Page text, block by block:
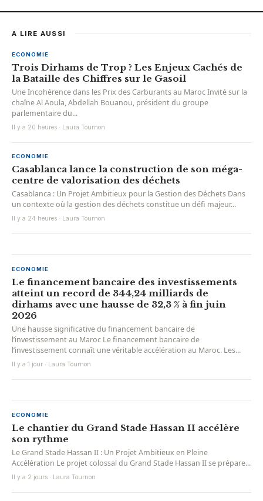
A LIRE AUSSI
ECONOMIE
Trois Dirhams de Trop ? Les Enjeux Cachés de
la Bataille des Chiffres sur le Gasoil
Une Incohérence dans les Prix des Carburants au Maroc Invité sur la
chaîne Al Aoula, Abdellah Bouanou, président du groupe
parlementaire du...
Il y a 20 heures · Laura Tournon
ECONOMIE
Casablanca lance la construction de son méga-
centre de valorisation des déchets
Casablanca : Un Projet Ambitieux pour la Gestion des Déchets Dans
un contexte où la gestion des déchets constitue un défi majeur...
Il y a 24 heures · Laura Tournon
ECONOMIE
Le financement bancaire des investissements
atteint un record de 344,24 milliards de
dirhams avec une hausse de 32,3 % à fin juin
2026
Une hausse significative du financement bancaire de
l’investissement au Maroc Le financement bancaire de
l’investissement connaît une véritable accélération au Maroc. Les...
Il y a 1 jour · Laura Tournon
ECONOMIE
Le chantier du Grand Stade Hassan II accélère
son rythme
Le Grand Stade Hassan II : Un Projet Ambitieux en Pleine
Accélération Le projet colossal du Grand Stade Hassan II se prépare...
Il y a 2 jours · Laura Tournon